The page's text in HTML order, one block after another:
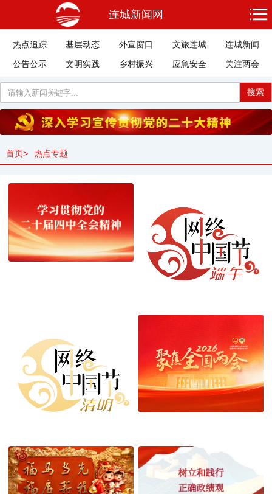
连城新闻网
热点追踪 基层动态 外宣窗口 文旅连城
连城新闻
公告公示
文明实践 乡村振兴 应急安全 关注两会
搜索
首页> 热点专题